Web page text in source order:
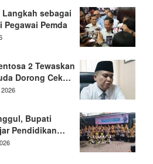
sebagai
Pemda
2 Tewaskan
Dorong Cek…
Bupati
Pendidikan…